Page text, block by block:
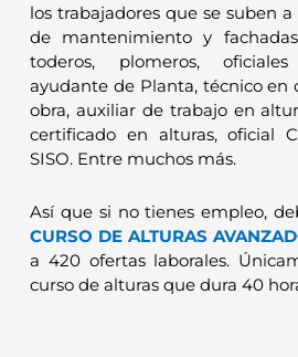
los trabajadores que se suben a
de mantenimiento y
toderos, plomeros,
ayudante de Planta, técnico en
obra, auxiliar de trabajo en
certificado en alturas, oficial
SISO. Entre muchos más.
Así que si no tienes empleo,
CURSO DE ALTURAS
a 420 ofertas laborales.
curso de alturas que dura 40